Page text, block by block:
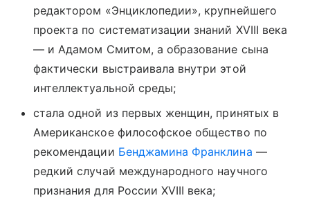
редактором «Энциклопедии», крупнейшего
проекта по систематизации знаний XVIII века
— и Адамом Смитом, а образование сына
фактически выстраивала внутри этой
интеллектуальной среды;
стала одной из первых женщин, принятых в
Американское философское общество по
рекомендации Бенджамина Франклина —
редкий случай международного научного
признания для России XVIII века;